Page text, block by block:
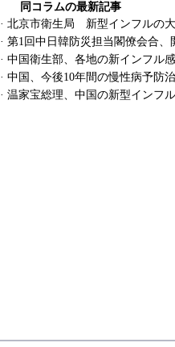
同コラムの最新記事
· 北京市衛生局 新型インフルの
· 第1回中日韓防災担当閣僚会合、
· 中国衛生部、各地の新インフル
· 中国、今後10年間の慢性病予防
· 温家宝総理、中国の新型インフ